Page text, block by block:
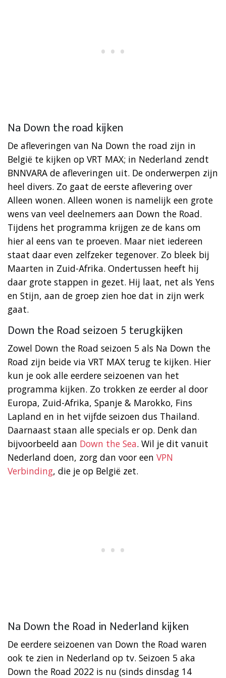
Na Down the road kijken
De afleveringen van Na Down the road zijn in
België te kijken op VRT MAX; in Nederland zendt
BNNVARA de afleveringen uit. De onderwerpen zijn
heel divers. Zo gaat de eerste aflevering over
Alleen wonen. Alleen wonen is namelijk een grote
wens van veel deelnemers aan Down the Road.
Tijdens het programma krijgen ze de kans om
hier al eens van te proeven. Maar niet iedereen
staat daar even zelfzeker tegenover. Zo bleek bij
Maarten in Zuid-Afrika. Ondertussen heeft hij
daar grote stappen in gezet. Hij laat, net als Yens
en Stijn, aan de groep zien hoe dat in zijn werk
gaat.
Down the Road seizoen 5 terugkijken
Zowel Down the Road seizoen 5 als Na Down the
Road zijn beide via VRT MAX terug te kijken. Hier
kun je ook alle eerdere seizoenen van het
programma kijken. Zo trokken ze eerder al door
Europa, Zuid-Afrika, Spanje & Marokko, Fins
Lapland en in het vijfde seizoen dus Thailand.
Daarnaast staan alle specials er op. Denk dan
bijvoorbeeld aan Down the Sea. Wil je dit vanuit
Nederland doen, zorg dan voor een VPN
Verbinding, die je op België zet.
Na Down the Road in Nederland kijken
De eerdere seizoenen van Down the Road waren
ook te zien in Nederland op tv. Seizoen 5 aka
Down the Road 2022 is nu (sinds dinsdag 14